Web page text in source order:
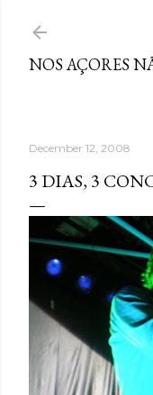
NOS AÇORES
December 12, 2008
3 DIAS, 3